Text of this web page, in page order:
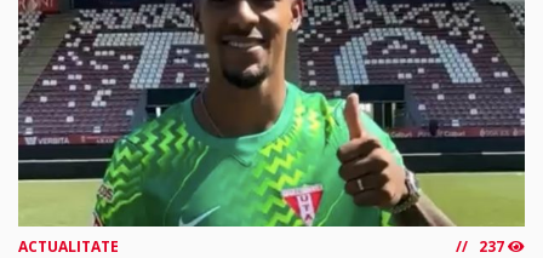
ACTUALITATE 237